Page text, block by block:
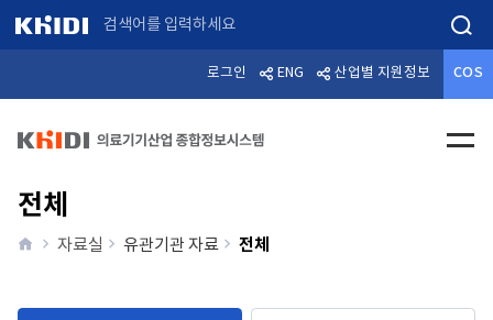
로그인 ENG 산업별 지원정보 COS
전체메
전체
home
자료실 유관기관 자료 전체